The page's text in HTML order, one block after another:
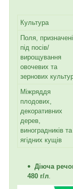
Культура
Поля, призначені
під посів/
вирощування
овочевих та
зернових
Міжряддя
плодових,
декоративних
дерев,
виноградників та
ягідних кущів
Діюча
480 г/л.